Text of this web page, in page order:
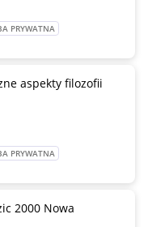
PRYWATNA
aspekty filozofii
PRYWATNA
2000 Nowa